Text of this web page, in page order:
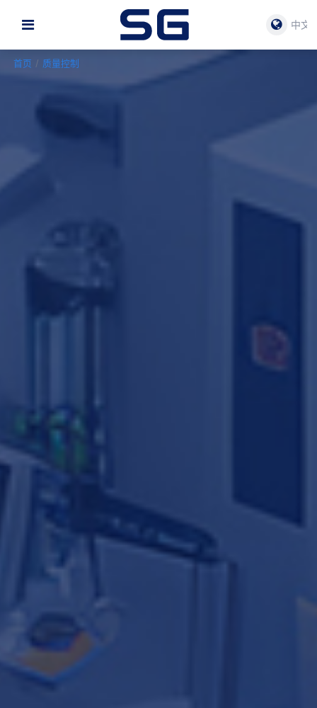
中文
首页 / 质量控制